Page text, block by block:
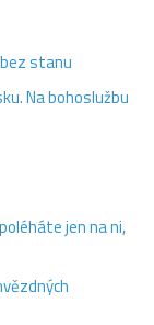
stanu
Na bohoslužbu
jen na ni,